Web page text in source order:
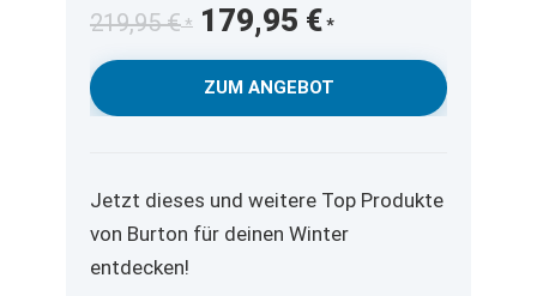
219,95€
Ursprünglicher
Preis
war:
219,95 €
179,95 € Aktueller
Preis
179,95 €.
ZUM ANGEBOT
Jetzt dieses und weitere Top Produkte
von Burton für deinen Winter
entdecken!